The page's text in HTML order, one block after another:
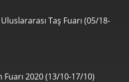
Taş Fuarı (05/18-
2020 (13/10-17/10)